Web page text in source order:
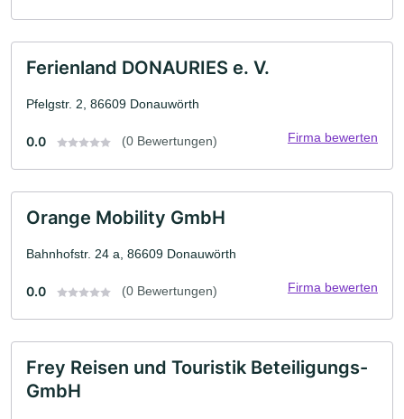
Ferienland DONAURIES e. V.
Pfelgstr. 2, 86609 Donauwörth
0.0 (0 Bewertungen) Firma bewerten
Orange Mobility GmbH
Bahnhofstr. 24 a, 86609 Donauwörth
0.0 (0 Bewertungen) Firma bewerten
Frey Reisen und Touristik Beteiligungs-
GmbH